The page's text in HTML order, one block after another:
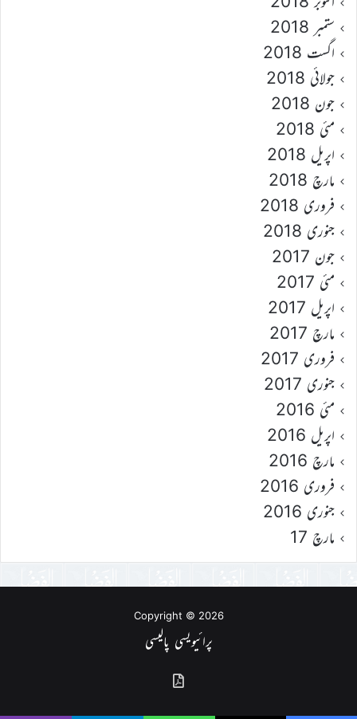
ستمبر 2018
اگست 2018
جولائی 2018
جون 2018
مئی 2018
اپریل 2018
مارچ 2018
فروری 2018
جنوری 2018
جون 2017
مئی 2017
اپریل 2017
مارچ 2017
فروری 2017
جنوری 2017
مئی 2016
اپریل 2016
مارچ 2016
فروری 2016
جنوری 2016
مارچ 17
Copyright © 2026
پرائیویسی پالیسی
گذشتہ